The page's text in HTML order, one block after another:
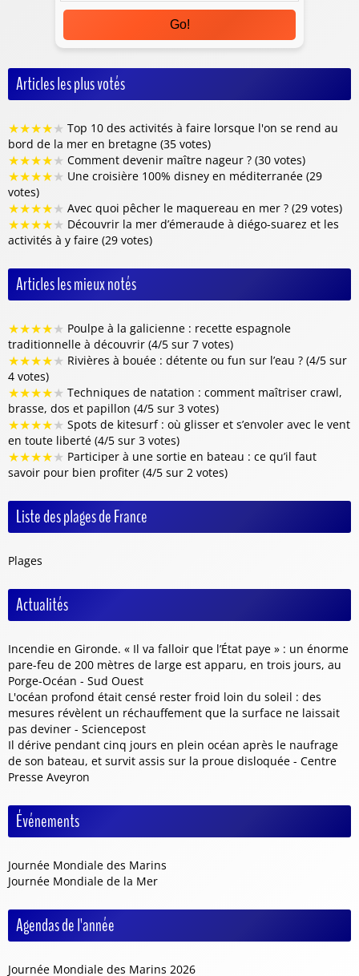
Go!
Articles les plus votés
★★★★★ Top 10 des activités à faire lorsque l'on se rend au
bord de la mer en bretagne (35 votes)
★★★★★ Comment devenir maître nageur ? (30 votes)
★★★★★ Une croisière 100% disney en méditerranée (29
votes)
★★★★★ Avec quoi pêcher le maquereau en mer ? (29 votes)
★★★★★ Découvrir la mer d’émeraude à diégo-suarez et les
activités à y faire (29 votes)
Articles les mieux notés
★★★★★ Poulpe à la galicienne : recette espagnole
traditionnelle à découvrir (4/5 sur 7 votes)
★★★★★ Rivières à bouée : détente ou fun sur l’eau ? (4/5 sur
4 votes)
★★★★★ Techniques de natation : comment maîtriser crawl,
brasse, dos et papillon (4/5 sur 3 votes)
★★★★★ Spots de kitesurf : où glisser et s’envoler avec le vent
en toute liberté (4/5 sur 3 votes)
★★★★★ Participer à une sortie en bateau : ce qu’il faut
savoir pour bien profiter (4/5 sur 2 votes)
Liste des plages de France
Plages
Actualités
Incendie en Gironde. « Il va falloir que l’État paye » : un énorme
pare-feu de 200 mètres de large est apparu, en trois jours, au
Porge-Océan - Sud Ouest
L'océan profond était censé rester froid loin du soleil : des
mesures révèlent un réchauffement que la surface ne laissait
pas deviner - Sciencepost
Il dérive pendant cinq jours en plein océan après le naufrage
de son bateau, et survit assis sur la proue disloquée - Centre
Presse Aveyron
Événements
Journée Mondiale des Marins
Journée Mondiale de la Mer
Agendas de l'année
Journée Mondiale des Marins 2026